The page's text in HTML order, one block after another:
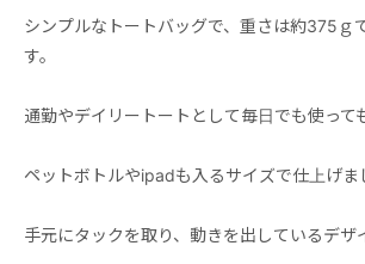
シンプルなトートバッグで、重さは約375ｇ
す。
通勤やデイリートートとして毎日でも使って
ペットボトルやipadも入るサイズで仕上げま
手元にタックを取り、動きを出しているデザ